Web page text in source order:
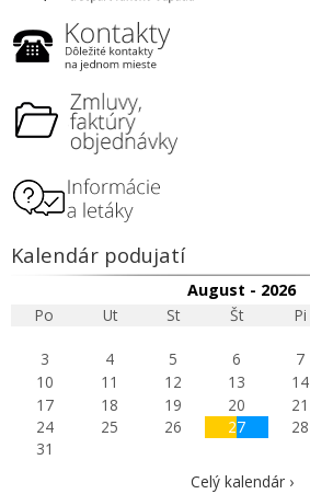
Kalendár podujatí
August - 2026
Po
Ut St Št Pi
3
4 5 6 7
10
11 12 13 14
17
18 19 20 21
24
25 26 27 28
31
Celý kalendár ›